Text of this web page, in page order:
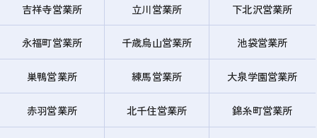
吉祥寺営業所 立川営業所 下北沢営業所
永福町営業所 千歳烏山営業所 池袋営業所
巣鴨営業所 練馬営業所 大泉学園営業所
赤羽営業所 北千住営業所 錦糸町営業所